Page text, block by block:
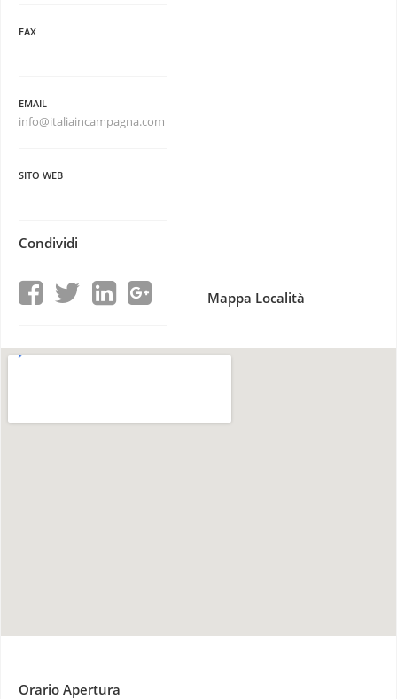
FAX
EMAIL
info@italiaincampagna.com
SITO WEB
Condividi
Mappa Località
Orario Apertura